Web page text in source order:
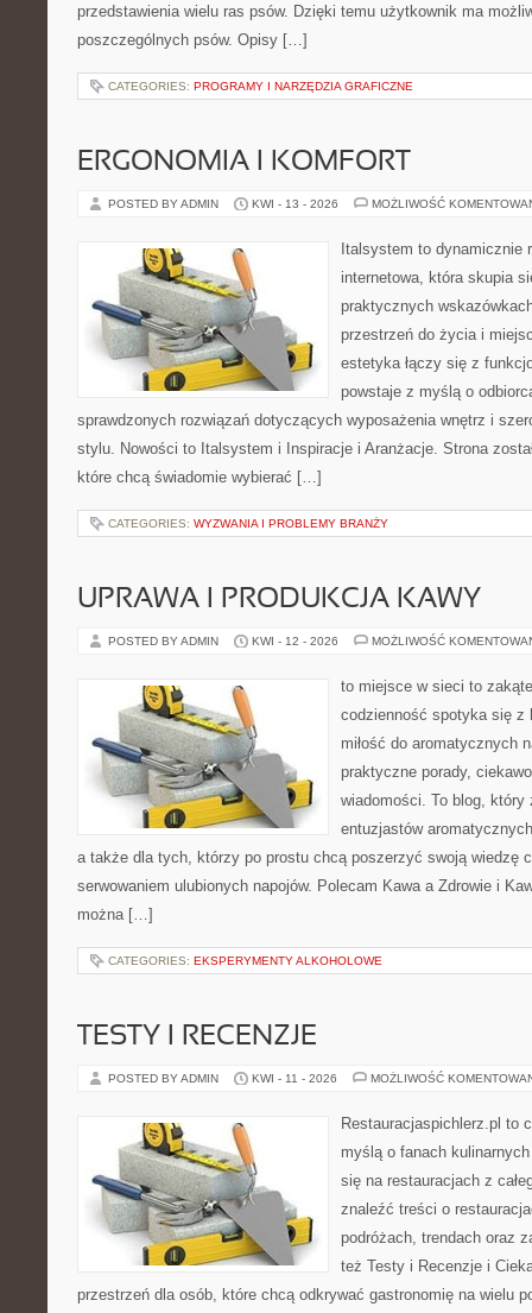
przedstawienia wielu ras psów. Dzięki temu użytkownik ma
poszczególnych psów. Opisy […]
CATEGORIES: PROGRAMY I NARZĘDZIA GRAFICZNE
ERGONOMIA I KOMFORT
POSTED BY ADMIN KWI - 13 - 2026 MOŻLIWOŚĆ
Italsystem to dynamicznie
internetowa, która skupia
praktycznych
przestrzeń do życia i
estetyka łączy się z
powstaje z myślą o
sprawdzonych rozwiązań dotyczących wyposażenia wnętrz i
stylu. Nowości to Italsystem i Inspiracje i Aranżacje. Strona
które chcą świadomie wybierać […]
CATEGORIES: WYZWANIA I PROBLEMY BRANŻY
UPRAWA I PRODUKCJA KAWY
POSTED BY ADMIN KWI - 12 - 2026 MOŻLIWOŚĆ
to miejsce w sieci to
codzienność spotyka się z
miłość do aromatycznych
praktyczne porady,
wiadomości. To blog, który
entuzjastów
a także dla tych, którzy po prostu chcą poszerzyć swoją wiedzę
serwowaniem ulubionych napojów. Polecam Kawa a Zdrowie i
można […]
CATEGORIES: EKSPERYMENTY ALKOHOLOWE
TESTY I RECENZJE
POSTED BY ADMIN KWI - 11 - 2026 MOŻLIWOŚĆ
Restauracjaspichlerz.pl to
myślą o fanach
się na restauracjach z
znaleźć treści o
podróżach, trendach oraz
też Testy i Recenzje i
przestrzeń dla osób, które chcą odkrywać gastronomię na wielu